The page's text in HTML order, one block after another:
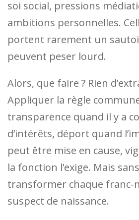
soi social, pressions
ambitions personnelles.
portent rarement un
peuvent peser lourd.
Alors, que faire ? Rien
Appliquer la règle
transparence quand il y a
d’intérêts, déport quand
peut être mise en cause,
la fonction l’exige. Mais sans
transformer chaque franc-
suspect de naissance.